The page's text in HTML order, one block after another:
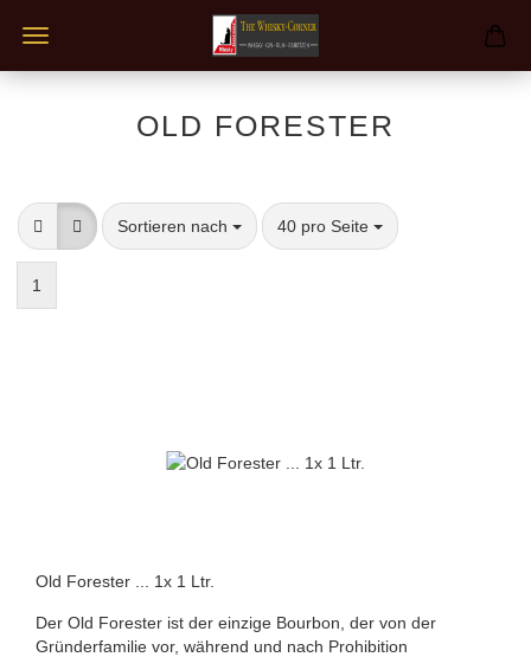
OLD FORESTER
Sortieren nach
Sortieren nach 40 pro Seite
pro Seite
1
Old Forester ... 1x 1 Ltr.
Der Old Forester ist der einzige Bourbon, der von der
Gründerfamilie vor, während und nach Prohibition